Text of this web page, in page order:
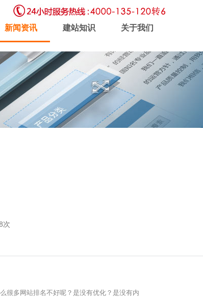
新闻资讯 建站知识 关于我们
拟主机 企业邮局 软件开发
次
很多网站排名不好呢？是没有优化？是没有内